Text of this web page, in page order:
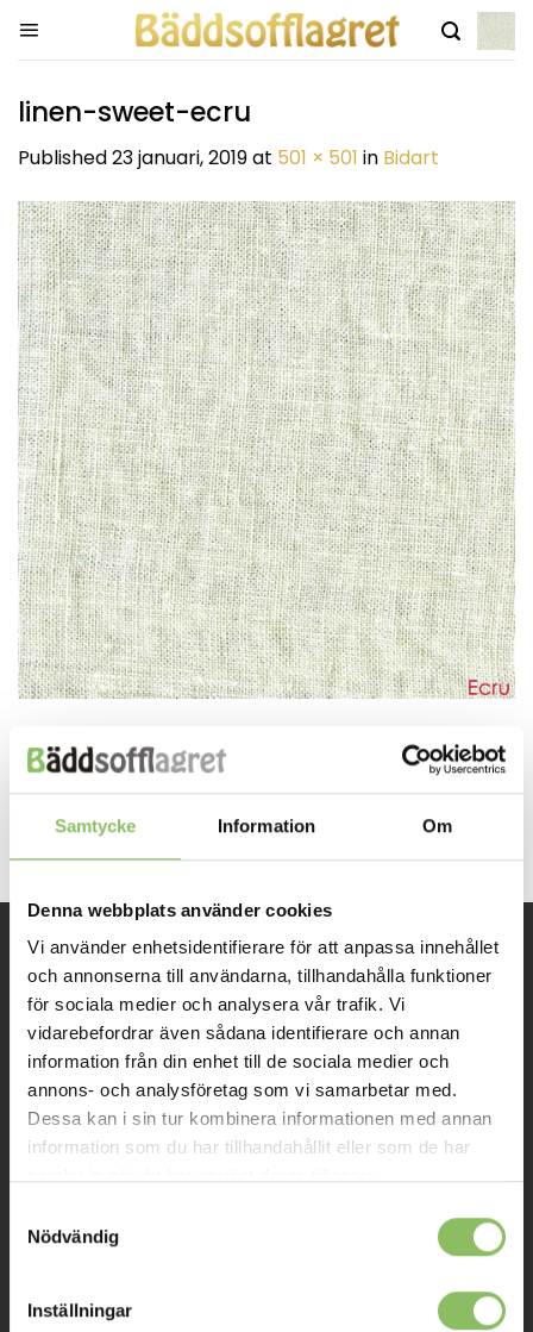
Samtycke Information Om
Denna webbplats använder cookies
Vi använder enhetsidentifierare för att anpassa innehållet
och annonserna till användarna, tillhandahålla funktioner
för sociala medier och analysera vår trafik. Vi
vidarebefordrar även sådana identifierare och annan
information från din enhet till de sociala medier och
annons- och analysföretag som vi samarbetar med.
Dessa kan i sin tur kombinera informationen med annan
information som du har tillhandahållit eller som de har
Nödvändig
Inställningar
linen-sweet-ecru
Published23 januari, 2019at 501 × 501 in Bidart
Both comments and trackbacks are currently closed.
←Previous
Next→
INFORMATION
Om oss
Kontakt
Mitt konto
Köpvillkor
Reklamation